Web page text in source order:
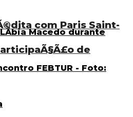
com Paris Saint-
de